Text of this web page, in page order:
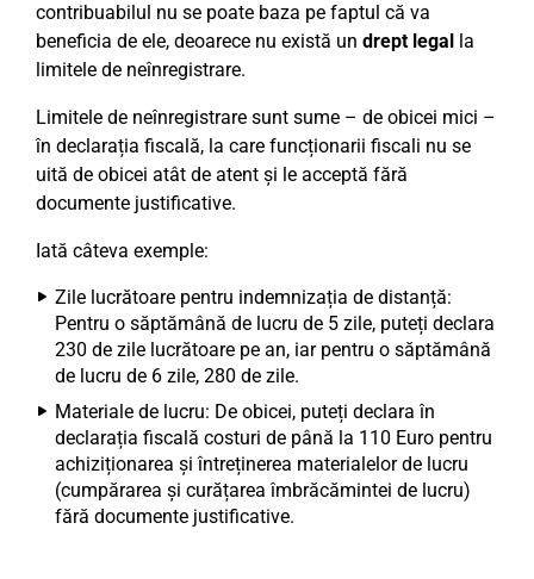
contribuabilul nu se poate baza pe faptul că va
beneficia de ele, deoarece nu există un drept legal la
limitele de neînregistrare.
Limitele de neînregistrare sunt sume – de obicei mici –
în declarația fiscală, la care funcționarii fiscali nu se
uită de obicei atât de atent și le acceptă fără
documente justificative.
Iată câteva exemple:
Zile lucrătoare pentru indemnizația de distanță:
Pentru o săptămână de lucru de 5 zile, puteți declara
230 de zile lucrătoare pe an, iar pentru o săptămână
de lucru de 6 zile, 280 de zile.
Materiale de lucru: De obicei, puteți declara în
declarația fiscală costuri de până la 110 Euro pentru
achiziționarea și întreținerea materialelor de lucru
(cumpărarea și curățarea îmbrăcămintei de lucru)
fără documente justificative.